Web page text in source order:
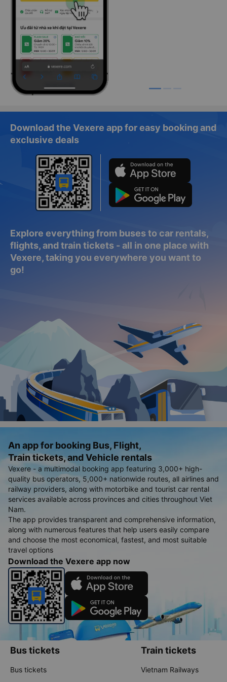
Download the Vexere app for easy booking and
exclusive deals
Explore everything from buses to car rentals,
flights, and train tickets - all in one place with
Vexere, taking you everywhere you want to
go!
An app for booking Bus, Flight,
Train tickets, and Vehicle rentals
Vexere - a multimodal booking app featuring 3,000+ high-
quality bus operators, 5,000+ nationwide routes, all airlines and
railway providers, along with motorbike and tourist car rental
services available across provinces and cities throughout Viet
Nam.
The app provides transparent and comprehensive information,
along with numerous features that help users easily compare
and choose the most economical, fastest, and most suitable
travel options
Download the Vexere app now
Bus tickets
Bus tickets
Train tickets
Vietnam Railways